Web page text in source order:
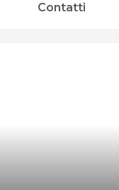
Contatti